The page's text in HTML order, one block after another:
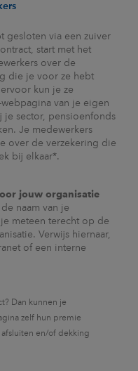
gesloten via een zuiver
start met het
over de
die je voor ze hebt
kun je ze
van je eigen
je sector, pensioenfonds
Je medewerkers
over de verzekering die
bij elkaar*.
jouw organisatie
de naam van je
meteen terecht op de
Verwijs hiernaar,
of een interne
Dan kunnen je
zelf hun premie
en/of dekking